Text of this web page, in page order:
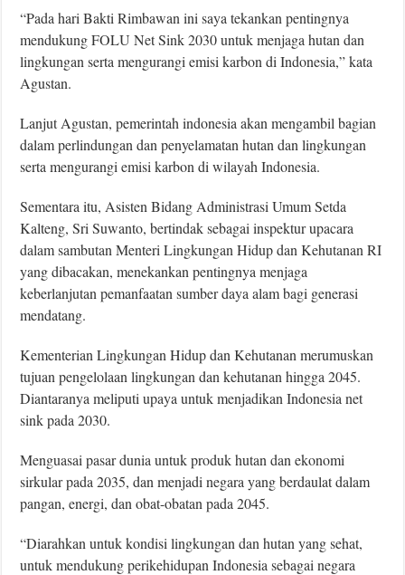
“Pada hari Bakti Rimbawan ini saya tekankan pentingnya
mendukung FOLU Net Sink 2030 untuk menjaga hutan dan
lingkungan serta mengurangi emisi karbon di Indonesia,” kata
Agustan.
Lanjut Agustan, pemerintah indonesia akan mengambil bagian
dalam perlindungan dan penyelamatan hutan dan lingkungan
serta mengurangi emisi karbon di wilayah Indonesia.
Sementara itu, Asisten Bidang Administrasi Umum Setda
Kalteng, Sri Suwanto, bertindak sebagai inspektur upacara
dalam sambutan Menteri Lingkungan Hidup dan Kehutanan RI
yang dibacakan, menekankan pentingnya menjaga
keberlanjutan pemanfaatan sumber daya alam bagi generasi
mendatang.
Kementerian Lingkungan Hidup dan Kehutanan merumuskan
tujuan pengelolaan lingkungan dan kehutanan hingga 2045.
Diantaranya meliputi upaya untuk menjadikan Indonesia net
sink pada 2030.
Menguasai pasar dunia untuk produk hutan dan ekonomi
sirkular pada 2035, dan menjadi negara yang berdaulat dalam
pangan, energi, dan obat-obatan pada 2045.
“Diarahkan untuk kondisi lingkungan dan hutan yang sehat,
untuk mendukung perikehidupan Indonesia sebagai negara